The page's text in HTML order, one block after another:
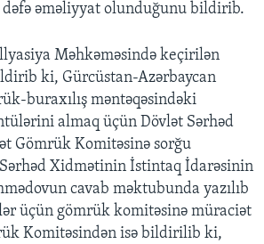
əməliyyat olunduğunu bildirib.
Məhkəməsində keçirilən
ki, Gürcüstan-Azərbaycan
buraxılış məntəqəsindəki
almaq üçün Dövlət Sərhəd
Gömrük Komitəsinə sorğu
Xidmətinin İstintaq İdarəsinin
cavab məktubunda yazılıb
üçün gömrük komitəsinə müraciət
Komitəsindən isə bildirilib ki,